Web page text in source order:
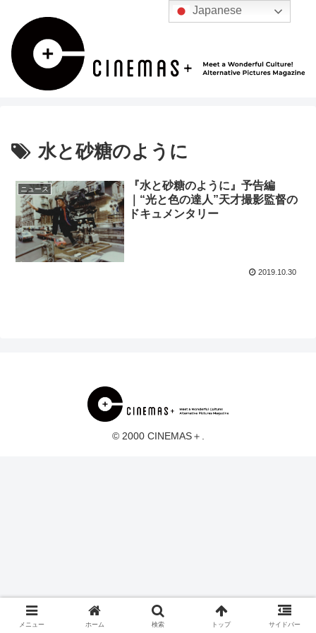
水と砂糖のように
ニュース
『水と砂糖のように』予告編
｜“光と色の達人”天才撮影監督の
ドキュメンタリー
2019.10.30
© 2000 CINEMAS＋.
メニュー ホーム 検索 トップ サイドバー
Japanese